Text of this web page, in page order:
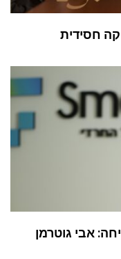
חסידית
אבי גוטרמן